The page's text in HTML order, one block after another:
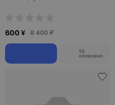
600 ¥ 8 400 ₽
10
оплачено